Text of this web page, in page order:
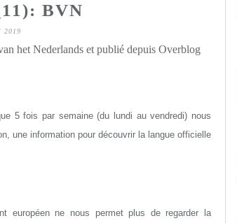
BVN
2019
het Nederlands et publié depuis Overblog
5 fois par semaine (du lundi au vendredi) nous
une information pour découvrir la langue officielle
européen ne nous permet plus de regarder la